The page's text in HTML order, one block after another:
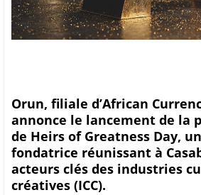
Orun, filiale d’African
annonce le lancement de la
de Heirs of Greatness Day,
fondatrice réunissant à
acteurs clés des industries
créatives (ICC).